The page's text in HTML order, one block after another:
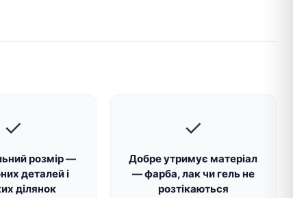
✓
розмір —
деталей і
ділянок
✓
Добре утримує матеріал
— фарба, лак чи гель не
розтікаються